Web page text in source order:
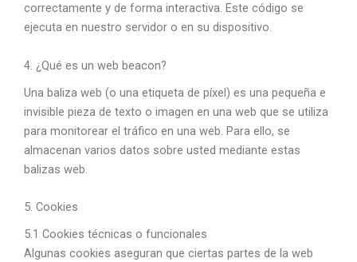
correctamente y de forma interactiva. Este código se
ejecuta en nuestro servidor o en su dispositivo.
4. ¿Qué es un web beacon?
Una baliza web (o una etiqueta de píxel) es una pequeña e
invisible pieza de texto o imagen en una web que se utiliza
para monitorear el tráfico en una web. Para ello, se
almacenan varios datos sobre usted mediante estas
balizas web.
5. Cookies
5.1 Cookies técnicas o funcionales
Algunas cookies aseguran que ciertas partes de la web